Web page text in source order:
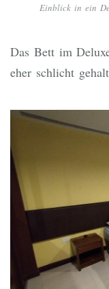
Einblick in ein
Das Bett im
eher schlicht